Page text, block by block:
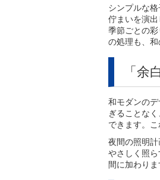
シンプルな
佇まいを演
季節ごとの
の処理も、和
「余
和モダンの
ぎることな
できます。
夜間の照明
やさしく照
間に加わりま